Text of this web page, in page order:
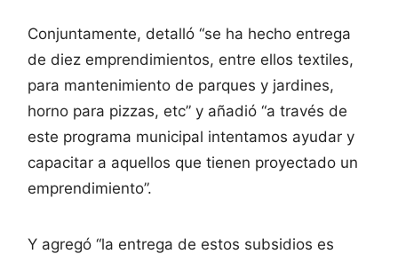
Conjuntamente, detalló “se ha hecho entrega
de diez emprendimientos, entre ellos textiles,
para mantenimiento de parques y jardines,
horno para pizzas, etc” y añadió “a través de
este programa municipal intentamos ayudar y
capacitar a aquellos que tienen proyectado un
emprendimiento”.
Y agregó “la entrega de estos subsidios es